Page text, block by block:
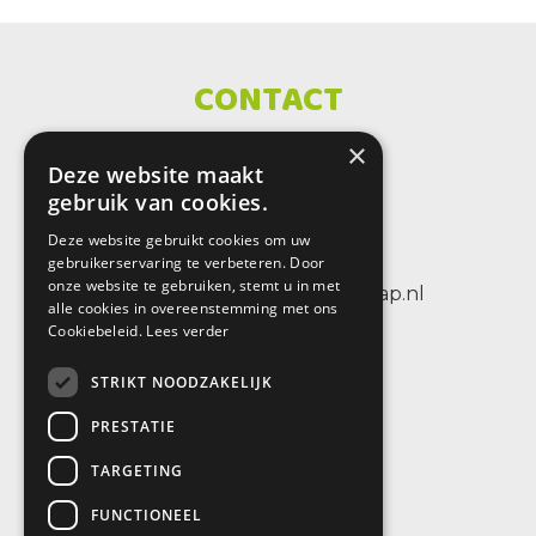
CONTACT
SBO De Wenteltrap
Sint Petersburglaan 25
tel.: +31 (0)30 6884656
e-mail: info@sbodewenteltrap.nl
×
Deze website maakt
gebruik van cookies.
Deze website gebruikt cookies om uw
gebruikerservaring te verbeteren. Door
onze website te gebruiken, stemt u in met
alle cookies in overeenstemming met ons
Cookiebeleid. Lees verder
STRIKT NOODZAKELIJK
PRESTATIE
TARGETING
FUNCTIONEEL